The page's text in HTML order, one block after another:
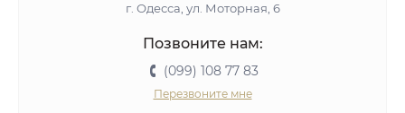
г. Одесса, ул. Моторная, 6
Позвоните нам:
(099) 108 77 83
Перезвоните мне